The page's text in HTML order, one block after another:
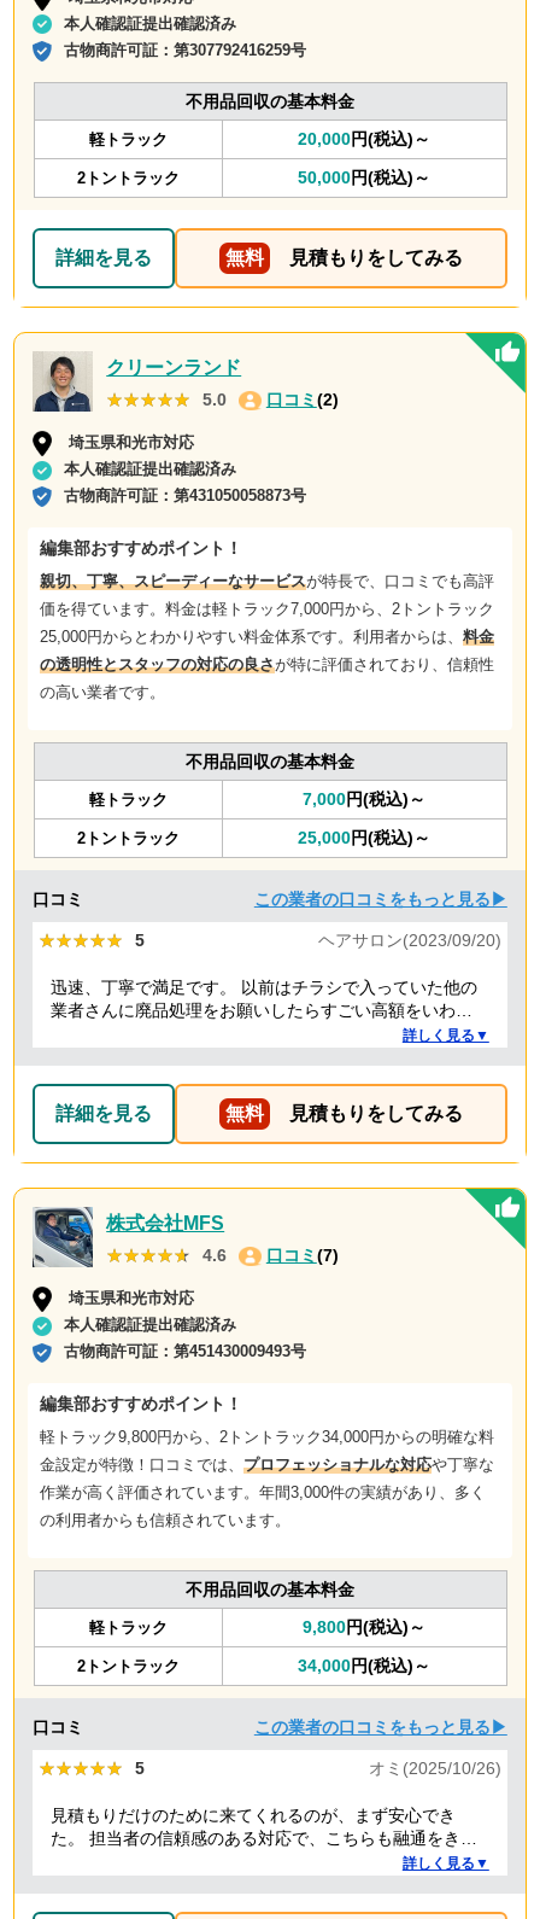
本人確認証提出確認済み
古物商許可証：第307792416259号
不用品回収の基本料金
軽トラック 20,000円(税込)～
2トントラック 50,000円(税込)～
詳細を見る 無料 見積もりをしてみる
クリーンランド
★★★★★
★★★★★ 5.0 口コミ (2)
埼玉県和光市対応
本人確認証提出確認済み
古物商許可証：第431050058873号
編集部おすすめポイント！
親切、丁寧、スピーディーなサービスが特長で、口コミでも高評
価を得ています。料金は軽トラック7,000円から、2トントラック
25,000円からとわかりやすい料金体系です。利用者からは、 料金
の透明性とスタッフの対応の良さが特に評価されており、信頼性
の高い業者です。
不用品回収の基本料金
軽トラック 7,000円(税込)～
2トントラック 25,000円(税込)～
口コミ この業者の口コミをもっと見る▶
★★★★★
★★★★★ 5 ヘアサロン(2023/09/20)
迅速、丁寧で満足です。 以前はチラシで入っていた他の
業者さんに廃品処理をお願いしたらすごい高額をいわれ
たことがありましたが、クリーランドさんは提示額通り
詳しく見る▼
詳細を見る 無料 見積もりをしてみる
株式会社MFS
★★★★★
★★★★★ 4.6 口コミ (7)
埼玉県和光市対応
本人確認証提出確認済み
古物商許可証：第451430009493号
編集部おすすめポイント！
軽トラック9,800円から、2トントラック34,000円からの明確な料
金設定が特徴！口コミでは、 プロフェッショナルな対応や丁寧な
作業が高く評価されています。年間3,000件の実績があり、多く
の利用者からも信頼されています。
不用品回収の基本料金
軽トラック 9,800円(税込)～
2トントラック 34,000円(税込)～
口コミ この業者の口コミをもっと見る▶
★★★★★
★★★★★ 5 オミ(2025/10/26)
見積もりだけのために来てくれるのが、まず安心でき
た。 担当者の信頼感のある対応で、こちらも融通をきか
せることで、結果的にもっとも安い価格でお願いでき
さり、ありがたかったので満点にしました。
詳しく見る▼